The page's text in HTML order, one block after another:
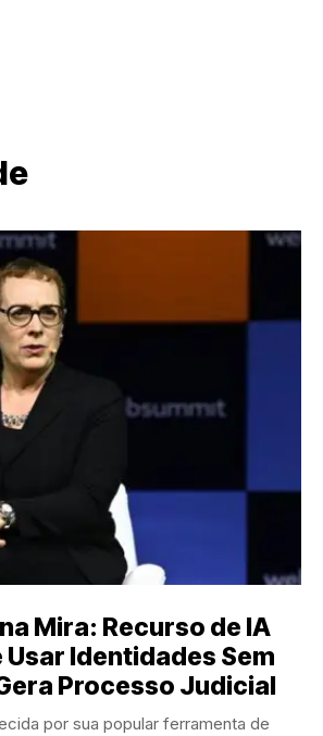
Mira: Recurso de IA
Identidades Sem
Processo Judicial
por sua popular ferramenta de